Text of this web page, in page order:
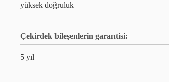
yüksek doğruluk
Çekirdek bileşenlerin garantisi:
5 yıl